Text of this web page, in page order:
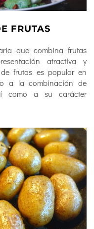
FRUTAS
que combina frutas
atractiva y
frutas es popular en
a la combinación de
como a su carácter